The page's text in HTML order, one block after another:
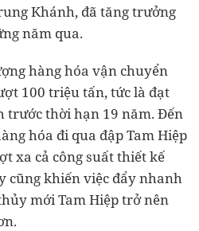
Khánh, đã tăng trưởng
năm qua.
hàng hóa vận chuyển
100 triệu tấn, tức là đạt
trước thời hạn 19 năm. Đến
hóa đi qua đập Tam Hiệp
xa cả công suất thiết kế
cũng khiến việc đẩy nhanh
mới Tam Hiệp trở nên